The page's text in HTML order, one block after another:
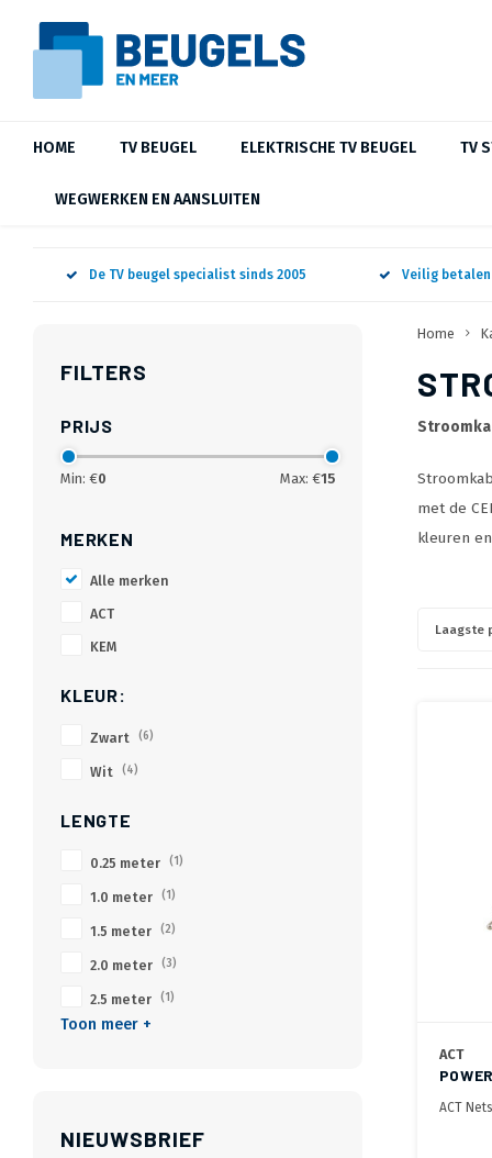
HOME TV BEUGEL ELEKTRISCHE TV BEUGEL TV
WEGWERKEN EN AANSLUITEN
De TV beugel specialist sinds 2005 Veilig
FILTERS
PRIJS
Min: €0 Max: €15
MERKEN
Alle merken
ACT
KEM
KLEUR:
Zwart (6)
Wit (4)
LENGTE
0.25 meter (1)
1.0 meter (1)
1.5 meter (2)
2.0 meter (3)
2.5 meter (1)
Toon meer +
NIEUWSBRIEF
Home
met de
kleuren
Laagste
ACT
1M
ACT